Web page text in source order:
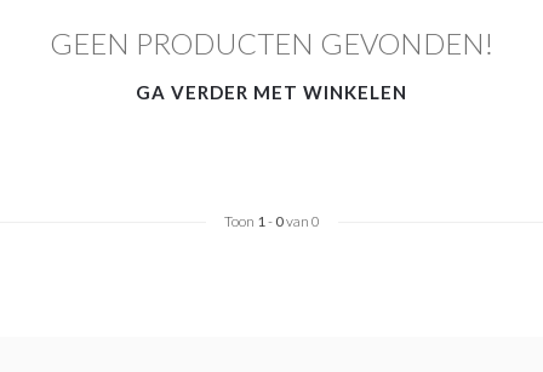
GEEN PRODUCTEN GEVONDEN!
GA VERDER MET WINKELEN
Toon 1- 0van 0